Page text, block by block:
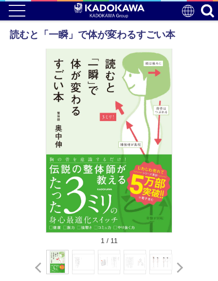
読むと「一瞬」で体が変わるすごい本
1 / 11